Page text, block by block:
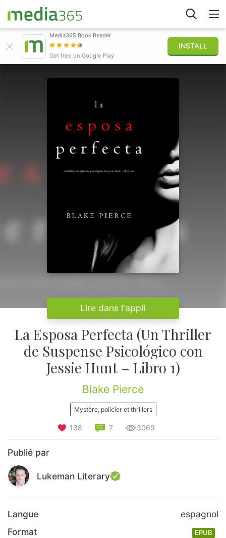
Connexion
Publier
Media365 Book Reader
Get free on Google Play
INSTALL
Lire dans l'appli
La Esposa Perfecta (Un Thriller
de Suspense Psicológico con
Jessie Hunt – Libro 1)
Blake Pierce
Mystère, policier et thrillers
138 7 3069
Publié par
Lukeman Literary
Langue
espagnol
Format
EPUB